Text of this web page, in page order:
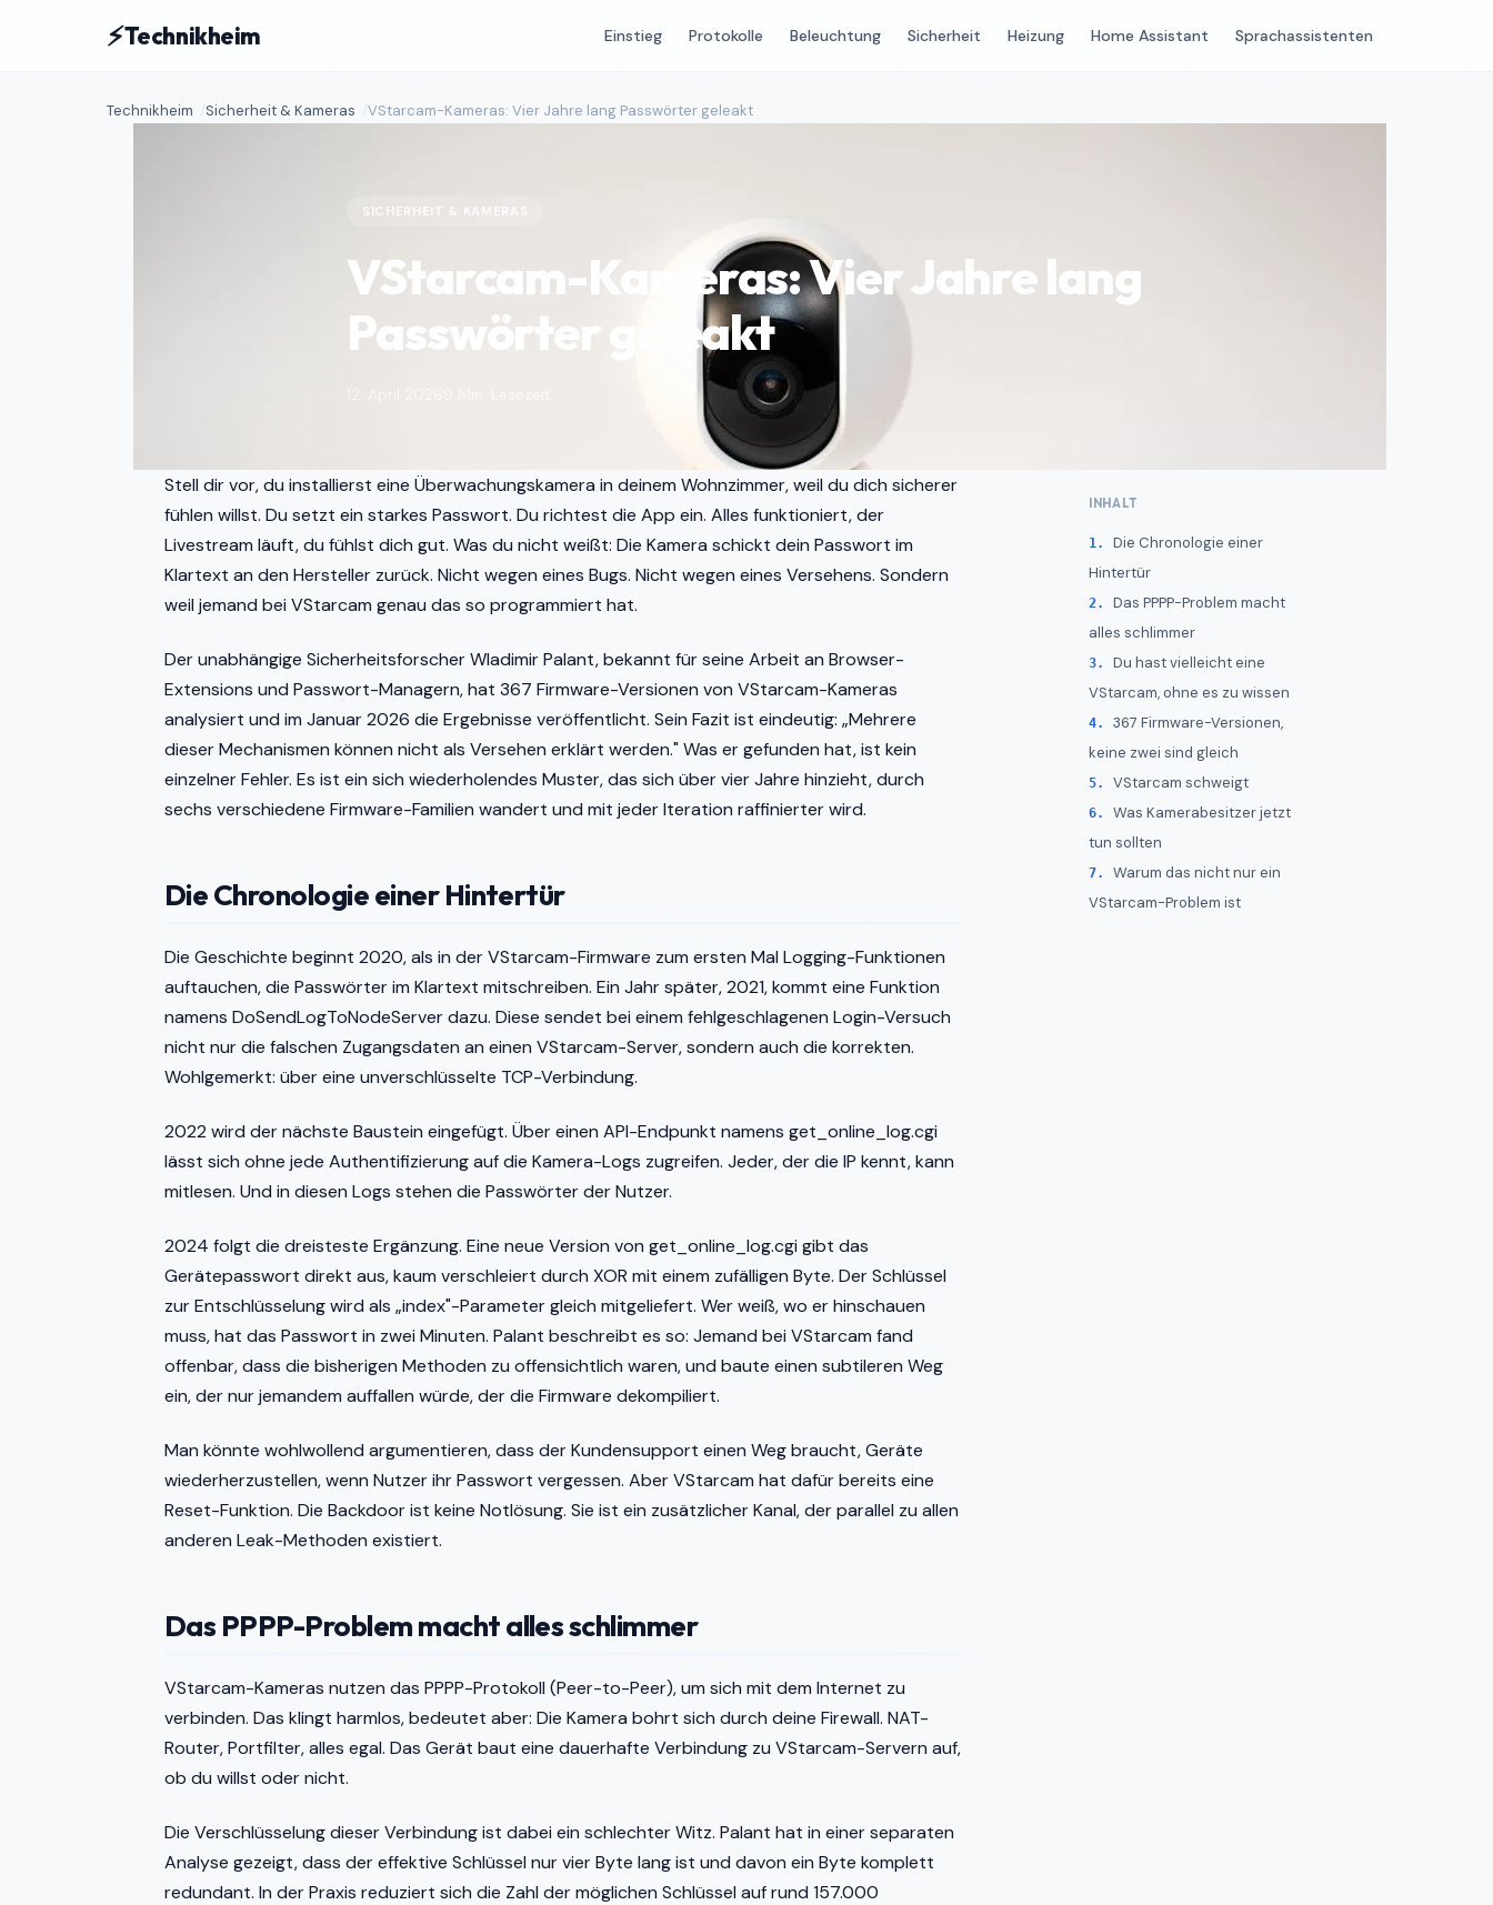
⚡Technikheim Einstieg Protokolle Beleuchtung Sicherheit Heizung Home Assistant Sprachassistenten
Technikheim Sicherheit & Kameras VStarcam-Kameras: Vier Jahre lang Passwörter geleakt
SICHERHEIT & KAMERAS
VStarcam-Kameras: Vier Jahre lang
Passwörter geleakt
Stell dir vor, du installierst eine Überwachungskamera in deinem Wohnzimmer, weil du dich sicherer
fühlen willst. Du setzt ein starkes Passwort. Du richtest die App ein. Alles funktioniert, der
Livestream läuft, du fühlst dich gut. Was du nicht weißt: Die Kamera schickt dein Passwort im
Klartext an den Hersteller zurück. Nicht wegen eines Bugs. Nicht wegen eines Versehens. Sondern
weil jemand bei VStarcam genau das so programmiert hat.
Der unabhängige Sicherheitsforscher Wladimir Palant, bekannt für seine Arbeit an Browser-
Extensions und Passwort-Managern, hat 367 Firmware-Versionen von VStarcam-Kameras
analysiert und im Januar 2026 die Ergebnisse veröffentlicht. Sein Fazit ist eindeutig: „Mehrere
dieser Mechanismen können nicht als Versehen erklärt werden." Was er gefunden hat, ist kein
einzelner Fehler. Es ist ein sich wiederholendes Muster, das sich über vier Jahre hinzieht, durch
sechs verschiedene Firmware-Familien wandert und mit jeder Iteration raffinierter wird.
Die Chronologie einer Hintertür
Die Geschichte beginnt 2020, als in der VStarcam-Firmware zum ersten Mal Logging-Funktionen
auftauchen, die Passwörter im Klartext mitschreiben. Ein Jahr später, 2021, kommt eine Funktion
namens DoSendLogToNodeServer dazu. Diese sendet bei einem fehlgeschlagenen Login-Versuch
nicht nur die falschen Zugangsdaten an einen VStarcam-Server, sondern auch die korrekten.
Wohlgemerkt: über eine unverschlüsselte TCP-Verbindung.
2022 wird der nächste Baustein eingefügt. Über einen API-Endpunkt namens get_online_log.cgi
lässt sich ohne jede Authentifizierung auf die Kamera-Logs zugreifen. Jeder, der die IP kennt, kann
mitlesen. Und in diesen Logs stehen die Passwörter der Nutzer.
2024 folgt die dreisteste Ergänzung. Eine neue Version von get_online_log.cgi gibt das
Gerätepasswort direkt aus, kaum verschleiert durch XOR mit einem zufälligen Byte. Der Schlüssel
zur Entschlüsselung wird als „index"-Parameter gleich mitgeliefert. Wer weiß, wo er hinschauen
muss, hat das Passwort in zwei Minuten. Palant beschreibt es so: Jemand bei VStarcam fand
offenbar, dass die bisherigen Methoden zu offensichtlich waren, und baute einen subtileren Weg
ein, der nur jemandem auffallen würde, der die Firmware dekompiliert.
Man könnte wohlwollend argumentieren, dass der Kundensupport einen Weg braucht, Geräte
wiederherzustellen, wenn Nutzer ihr Passwort vergessen. Aber VStarcam hat dafür bereits eine
Reset-Funktion. Die Backdoor ist keine Notlösung. Sie ist ein zusätzlicher Kanal, der parallel zu allen
anderen Leak-Methoden existiert.
Das PPPP-Problem macht alles schlimmer
VStarcam-Kameras nutzen das PPPP-Protokoll (Peer-to-Peer), um sich mit dem Internet zu
verbinden. Das klingt harmlos, bedeutet aber: Die Kamera bohrt sich durch deine Firewall. NAT-
Router, Portfilter, alles egal. Das Gerät baut eine dauerhafte Verbindung zu VStarcam-Servern auf,
ob du willst oder nicht.
Die Verschlüsselung dieser Verbindung ist dabei ein schlechter Witz. Palant hat in einer separaten
Analyse gezeigt, dass der effektive Schlüssel nur vier Byte lang ist und davon ein Byte komplett
redundant. In der Praxis reduziert sich die Zahl der möglichen Schlüssel auf rund 157.000
INHALT
Die Chronologie einer
Hintertür
Das PPPP-Problem macht
alles schlimmer
Du hast vielleicht eine
VStarcam, ohne es zu wissen
367 Firmware-Versionen,
keine zwei sind gleich
VStarcam schweigt
Was Kamerabesitzer jetzt
tun sollten
Warum das nicht nur ein
VStarcam-Problem ist